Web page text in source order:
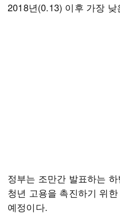
2018년(0.13) 이후 가장 낮
정부는 조만간 발표하는
청년 고용을 촉진하기 위
예정이다.